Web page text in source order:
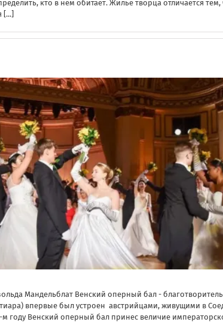
кто в нем обитает. Жилье творца отличается
[...]
Мандельблат Венский оперный бал -
впервые был устроен австрийцами, живущими в
м году Венский оперный бал принес величие